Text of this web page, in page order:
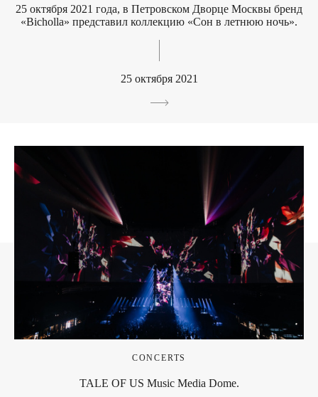
25 октября 2021 года, в Петровском Дворце Москвы бренд
«Bicholla» представил коллекцию «Сон в летнюю ночь».
25 октября 2021
CONCERTS
TALE OF US Music Media Dome.